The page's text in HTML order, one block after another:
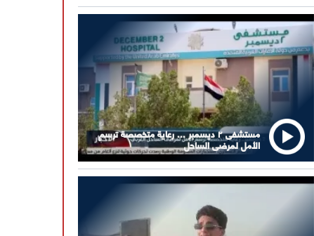
مستشفى ٢ ديسمبر ... رعاية متخصصة ترسم
الأمل لمرضى الساحل